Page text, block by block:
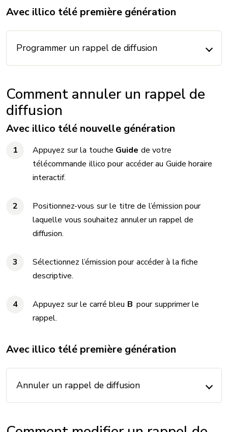
Avec illico télé première génération
Programmer un rappel de diffusion
Comment annuler un rappel de
diffusion
Avec illico télé nouvelle génération
Appuyez sur la touche Guide de votre
télécommande illico pour accéder au Guide horaire
interactif.
Positionnez-vous sur le titre de l’émission pour
laquelle vous souhaitez annuler un rappel de
diffusion.
Sélectionnez l’émission pour accéder à la fiche
descriptive.
Appuyez sur le carré bleu B pour supprimer le
rappel.
Avec illico télé première génération
Annuler un rappel de diffusion